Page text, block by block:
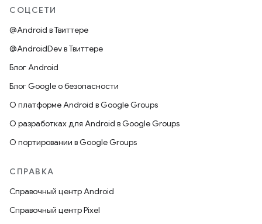
СОЦСЕТИ
@Android в Твиттере
@AndroidDev в Твиттере
Блог Android
Блог Google о безопасности
О платформе Android в Google Groups
О разработках для Android в Google Groups
О портировании в Google Groups
СПРАВКА
Справочный центр Android
Справочный центр Pixel